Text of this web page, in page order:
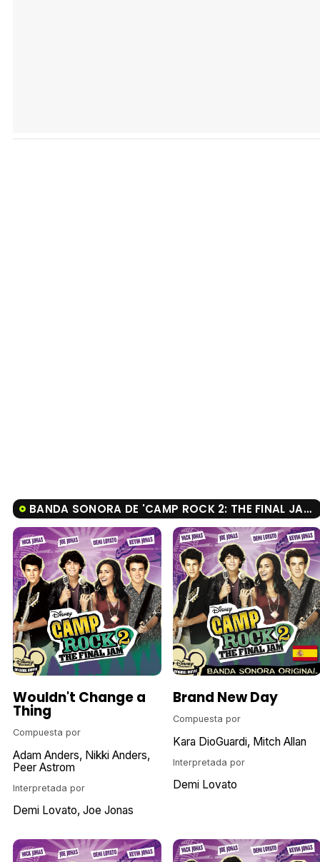
BANDA SONORA DE 'CAMP ROCK 2: THE FINAL JAM'
Wouldn't Change a
Thing
Compuesta por
Adam Anders Nikki Anders
Peer Astrom
Interpretada por
Demi Lovato Joe Jonas
Brand New Day
Compuesta por
Kara DioGuardi Mitch Allan
Interpretada por
Demi Lovato